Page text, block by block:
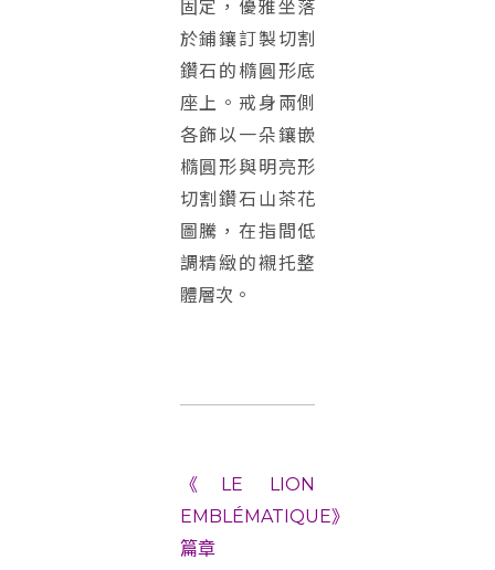
於鋪鑲訂製切割
鑽石的橢圓形底
座上。戒身兩側
各飾以一朵鑲嵌
橢圓形與明亮形
切割鑽石山茶花
圖騰，在指間低
調精緻的襯托整
體層次。
《LE LION
EMBLÉMATIQUE》
篇章